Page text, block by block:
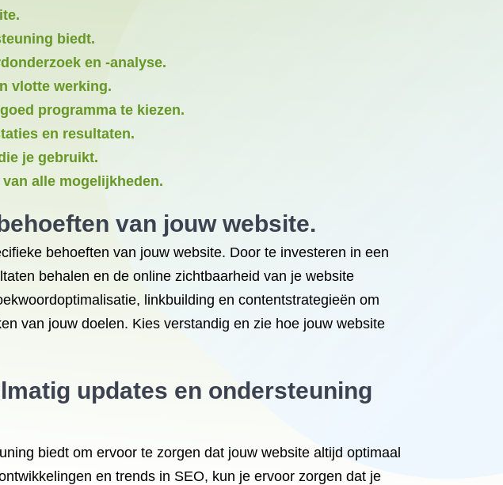
biedt.
en -analyse.
vlotte werking.
programma te kiezen.
en resultaten.
je gebruikt.
alle mogelijkheden.
van jouw website.
behoeften van jouw website. Door te investeren in een
behalen en de online zichtbaarheid van je website
linkbuilding en contentstrategieën om
van jouw doelen. Kies verstandig en zie hoe jouw website
updates en ondersteuning
biedt om ervoor te zorgen dat jouw website altijd optimaal
en trends in SEO, kun je ervoor zorgen dat je